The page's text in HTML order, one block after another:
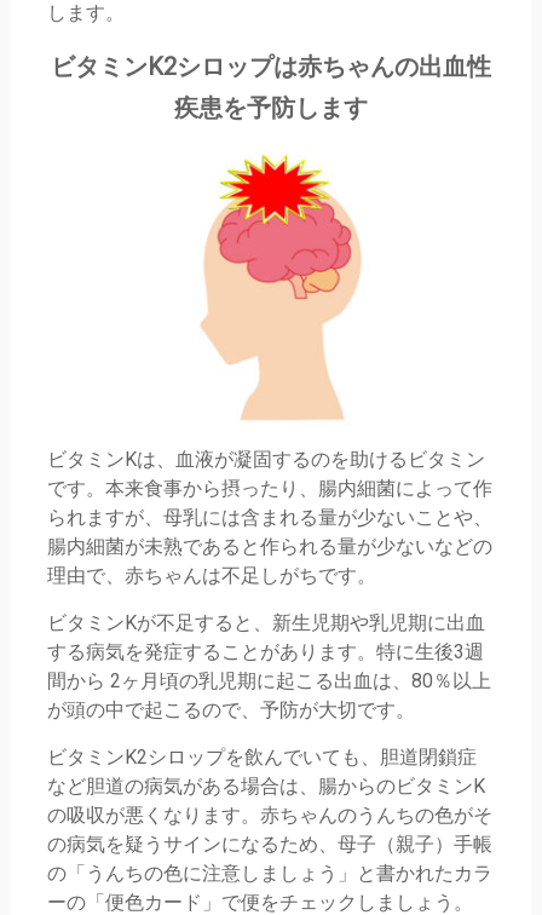
します。
ビタミンK2シロップは赤ちゃんの出血性
疾患を予防します
ビタミンKは、血液が凝固するのを助けるビタミン
です。本来食事から摂ったり、腸内細菌によって作
られますが、母乳には含まれる量が少ないことや、
腸内細菌が未熟であると作られる量が少ないなどの
理由で、赤ちゃんは不足しがちです。
ビタミンKが不足すると、新生児期や乳児期に出血
する病気を発症することがあります。特に生後3週
間から 2ヶ月頃の乳児期に起こる出血は、80％以上
が頭の中で起こるので、予防が大切です。
ビタミンK2シロップを飲んでいても、胆道閉鎖症
など胆道の病気がある場合は、腸からのビタミンK
の吸収が悪くなります。赤ちゃんのうんちの色がそ
の病気を疑うサインになるため、母子（親子）手帳
の「うんちの色に注意しましょう」と書かれたカラ
ーの「便色カード」で便をチェックしましょう。